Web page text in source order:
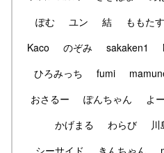
ぽむ
ユン 結 ももたす
Kaco
のぞみ sakaken1
ひろみっち
fumi
おさるー
ぽんちゃん よ
かげまる
わらび 川